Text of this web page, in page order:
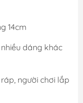
14cm
dáng khác
người chơi lắp